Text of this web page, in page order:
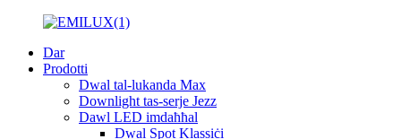
Dar
Prodotti
Dwal tal-lukanda Max
Downlight tas-serje Jezz
Dawl LED imdaħħal
Dwal Spot Klassiċi